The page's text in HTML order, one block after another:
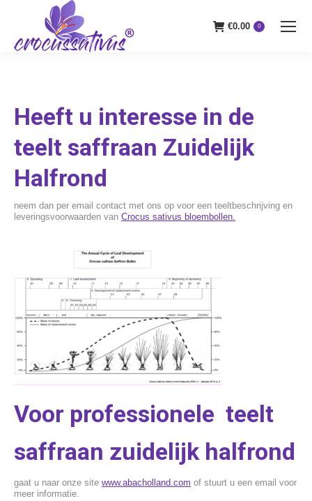
€0.00 0
Heeft u interesse in de
teelt saffraan Zuidelijk
Halfrond
neem dan per email contact met ons op voor een teeltbeschrijving en
leveringsvoorwaarden van Crocus sativus bloembollen.
Voor professionele teelt
saffraan zuidelijk halfrond
gaat u naar onze site www.abacholland.com of stuurt u een email voor
meer informatie.